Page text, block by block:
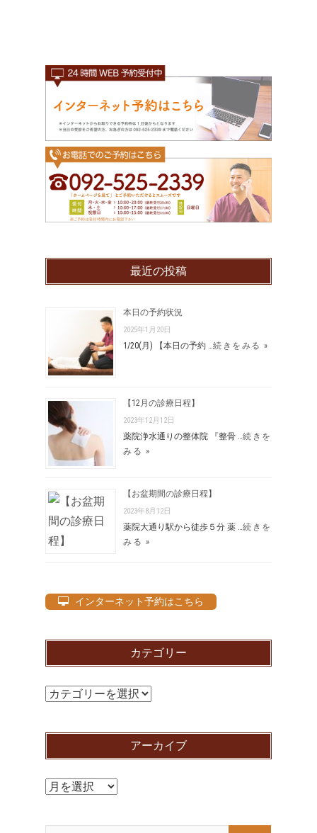
最近の投稿
本日の予約状況
2025年1月20日
1/20(月) 【本日の予約 …続きをみる »
【12月の診療日程】
2023年12月12日
薬院浄水通りの整体院 『整骨 …続きを
みる »
【お盆期間の診療日程】
2023年8月12日
薬院大通り駅から徒歩５分 薬 …続きを
みる »
インターネット予約はこちら
カテゴリー
カ
ゴ
アーカイブ
ア
カ